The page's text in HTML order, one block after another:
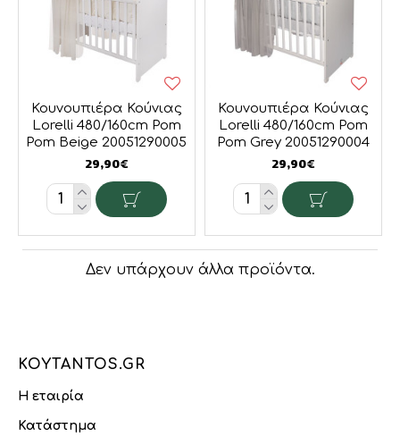
Κουνουπιέρα Κούνιας
Lorelli 480/160cm Pom
Pom Beige 20051290005
29,90€
Κουνουπιέρα Κούνιας
Lorelli 480/160cm Pom
Pom Grey 20051290004
29,90€
Δεν υπάρχουν άλλα προϊόντα.
KOYTANTOS.GR
Η εταιρία
Κατάστημα